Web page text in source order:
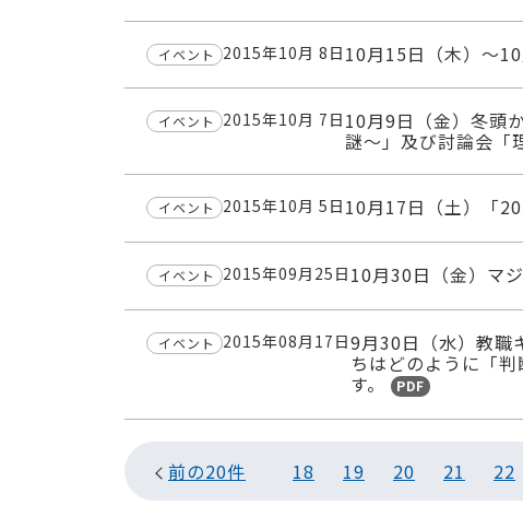
イベント 2015年10月 8日 10月15日（木）～
イベント 2015年10月 7日 10月9日（金）冬頭
謎～」及び討論会「
イベント 2015年10月 5日 10月17日（土）「
イベント 2015年09月25日 10月30日（金）マ
イベント 2015年08月17日9月30日（水）教職
ちはどのように「
す。 PDF
前の20件 18 19 20 21 22